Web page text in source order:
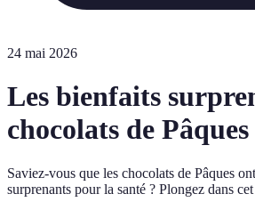
24 mai 2026
Les bienfaits
chocolats de Pâques
Saviez-vous que les chocolats de Pâques
surprenants pour la santé ? Plongez dans